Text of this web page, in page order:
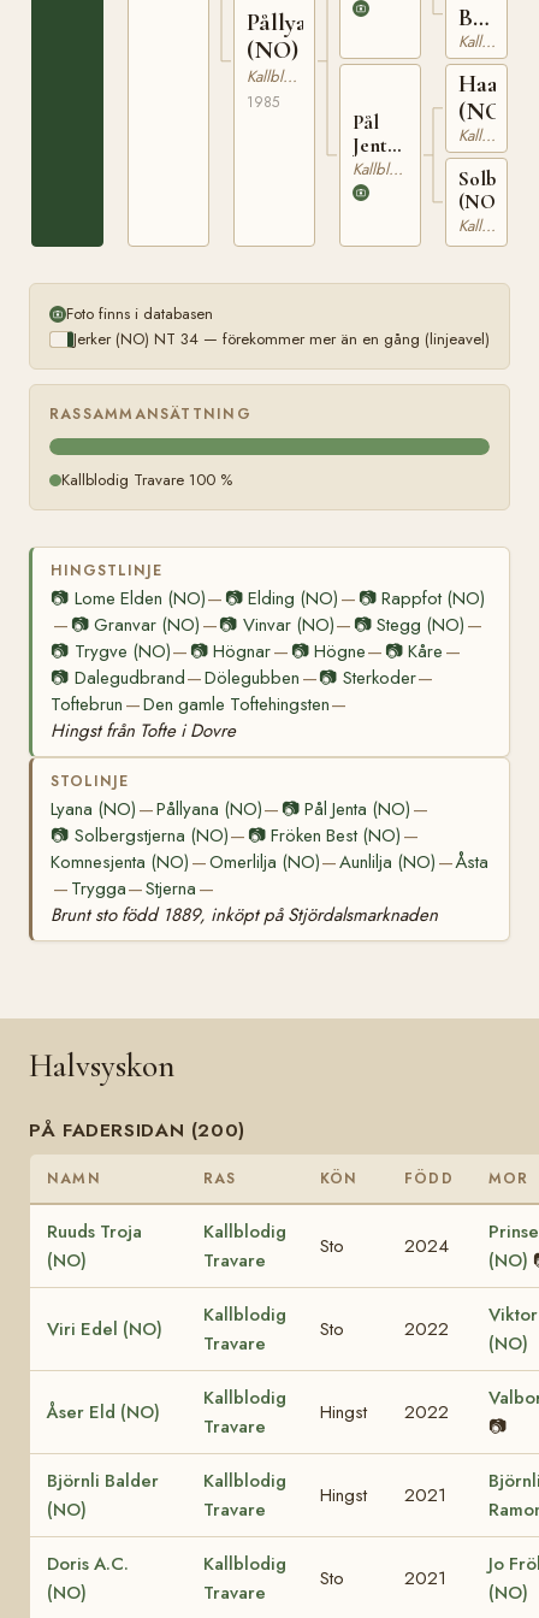
Pållyana
(NO)
Kallblodig Travare
1985
Pål
Jenta
(NO)
T-
Kallblodig Travare
Bausson
(NO)
Kallblodig Travare
(NO)
Kallblodig Travare
(NO)
Kallblodig Travare
Foto finns i databasen
Jerker (NO) NT 34 — förekommer mer än en gång (linjeavel)
RASSAMMANSÄTTNING
Kallblodig Travare 100 %
HINGSTLINJE
📷 Lome Elden (NO)— 📷Elding (NO) — 📷 Rappfot (NO)
— 📷Granvar (NO) —📷 Vinvar (NO)— 📷Stegg (NO) —
📷 Trygve (NO)— 📷Högnar— 📷 Högne— 📷 Kåre —
📷 Dalegudbrand—Dölegubben —📷 Sterkoder—
Toftebrun —Den gamle Toftehingsten—
Hingst från Tofte i Dovre
STOLINJE
Lyana (NO) —Pållyana (NO)— 📷Pål Jenta (NO) —
📷 Solbergstjerna (NO)— 📷Fröken Best (NO) —
Komnesjenta (NO) —Omerlilja (NO)—Aunlilja (NO) —Åsta
— Trygga—Stjerna —
Brunt sto född 1889, inköpt på Stjördalsmarknaden
Halvsyskon
PÅ FADERSIDAN (200)
NAMN RAS KÖN FÖDD MOR
Ruuds Troja
(NO)
Kallblodig
Travare
Sto 2024
(NO)
Viri Edel (NO)
Kallblodig
Travare
Sto 2022
(NO)
Åser Eld (NO)
Kallblodig
Travare
Hingst 2022
📷
Björnli Balder
(NO)
Kallblodig
Travare
Hingst 2021
Doris A.C.
(NO)
Kallblodig
Travare
Sto 2021
Jo
(NO)